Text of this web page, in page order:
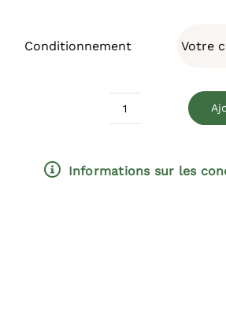
Conditionnement
Informations sur les